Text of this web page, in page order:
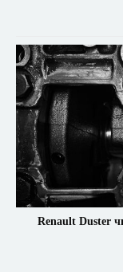
Renault Duster